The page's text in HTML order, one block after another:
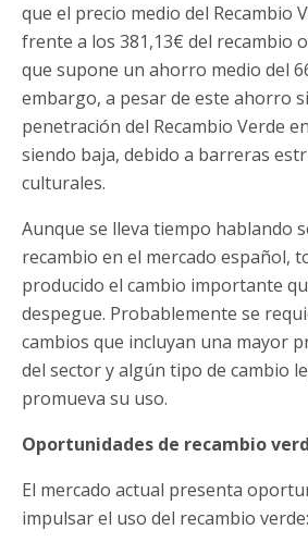
que el precio medio del Recambio
frente a los 381,13€ del recambio
que supone un ahorro medio del
embargo, a pesar de este ahorro
penetración del Recambio Verde
siendo baja, debido a barreras
culturales.
Aunque se lleva tiempo hablando
recambio en el mercado español,
producido el cambio importante
despegue. Probablemente se
cambios que incluyan una mayor
del sector y algún tipo de cambio
promueva su uso.
Oportunidades de recambio
El mercado actual presenta
impulsar el uso del recambio verde: